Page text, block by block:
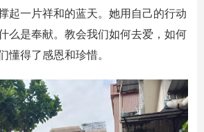
起一片祥和的蓝天。她用自己的行动
么是奉献。教会我们如何去爱，如何
懂得了感恩和珍惜。